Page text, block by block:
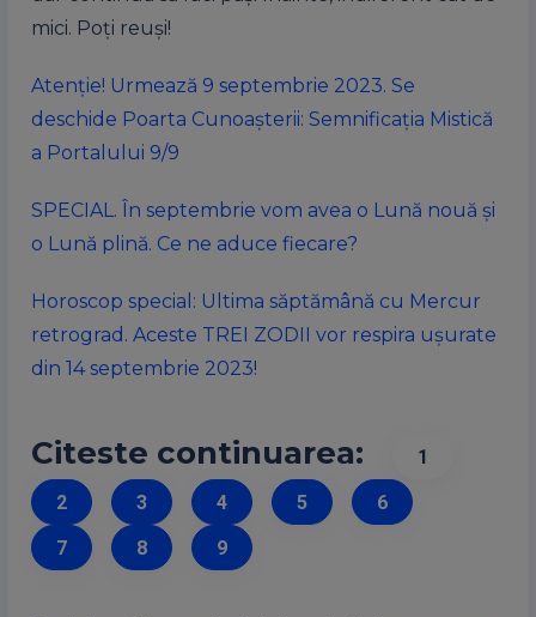
mici. Poți reuși!
Atenție! Urmează 9 septembrie 2023. Se
deschide Poarta Cunoașterii: Semnificația Mistică
a Portalului 9/9
SPECIAL. În septembrie vom avea o Lună nouă și
o Lună plină. Ce ne aduce fiecare?
Horoscop special: Ultima săptămână cu Mercur
retrograd. Aceste TREI ZODII vor respira ușurate
din 14 septembrie 2023!
Citeste continuarea:
1
2
3 4 5
6
7
8 9